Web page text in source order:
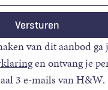
van dit aanbod ga
en ontvang je
3 e-mails van H&W.